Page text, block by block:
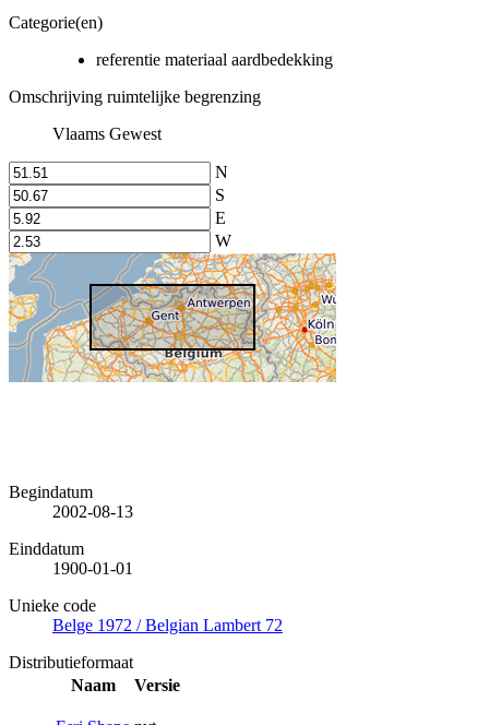
Categorie(en)
referentie materiaal aardbedekking
Omschrijving ruimtelijke begrenzing
Vlaams Gewest
N
S
E
W
Begindatum
2002-08-13
Einddatum
1900-01-01
Unieke code
Belge 1972 / Belgian Lambert 72
Distributieformaat
Naam
Versie